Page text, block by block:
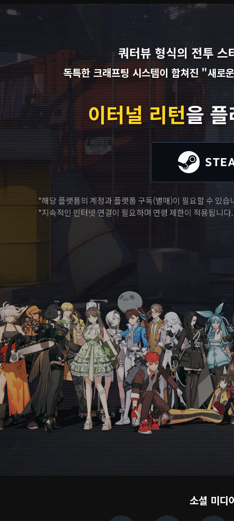
쿼터뷰 형식의 전투 스
독특한 크래프팅 시스템이 합쳐진 "새로
이터널 리턴을
*해당 플랫폼의 계정과 플랫폼 구독(별매)이 필요할 수 있습
*지속적인 인터넷 연결이 필요하며 연령 제한이 적용됩니
소셜 미디